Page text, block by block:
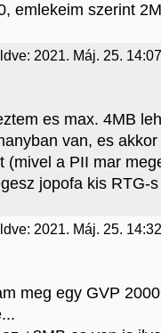
emlekeim szerint
2021. Máj. 25. 14:07
es max. 4MB
van, es
(mivel a PII mar
jopofa kis RTG-
2021. Máj. 25.
meg egy GVP